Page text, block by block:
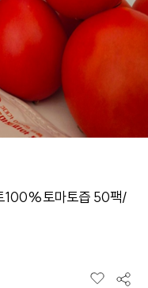
100%토마토즙 50팩/